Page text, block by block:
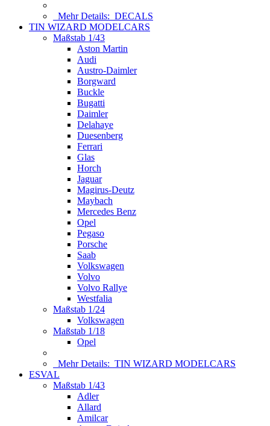
Mehr Details: DECALS
TIN WIZARD MODELCARS
Maßstab 1/43
Aston Martin
Audi
Austro-Daimler
Borgward
Buckle
Bugatti
Daimler
Delahaye
Duesenberg
Ferrari
Glas
Horch
Jaguar
Magirus-Deutz
Maybach
Mercedes Benz
Opel
Pegaso
Porsche
Saab
Volkswagen
Volvo
Volvo Rallye
Westfalia
Maßstab 1/24
Volkswagen
Maßstab 1/18
Opel
Mehr Details: TIN WIZARD MODELCARS
ESVAL
Maßstab 1/43
Adler
Allard
Amilcar